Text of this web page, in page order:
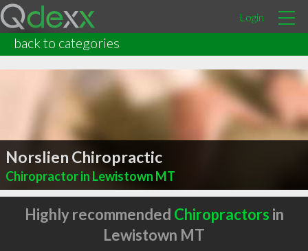
Login
back to categories
Norslien Chiropractic
Chiropractor in Lewistown MT
Highly recommended Chiropractors in
Lewistown MT